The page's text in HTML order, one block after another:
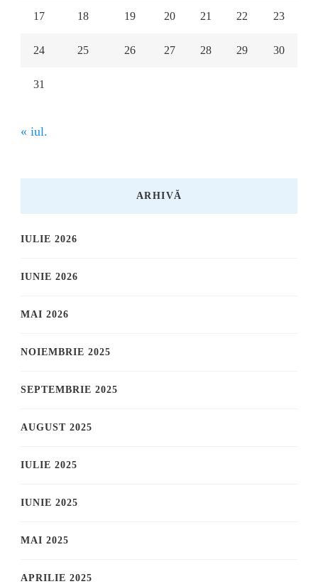
17 18 19 20 21 22 23
24 25 26 27 28 29 30
31
« iul.
ARHIVĂ
IULIE 2026
IUNIE 2026
MAI 2026
NOIEMBRIE 2025
SEPTEMBRIE 2025
AUGUST 2025
IULIE 2025
IUNIE 2025
MAI 2025
APRILIE 2025